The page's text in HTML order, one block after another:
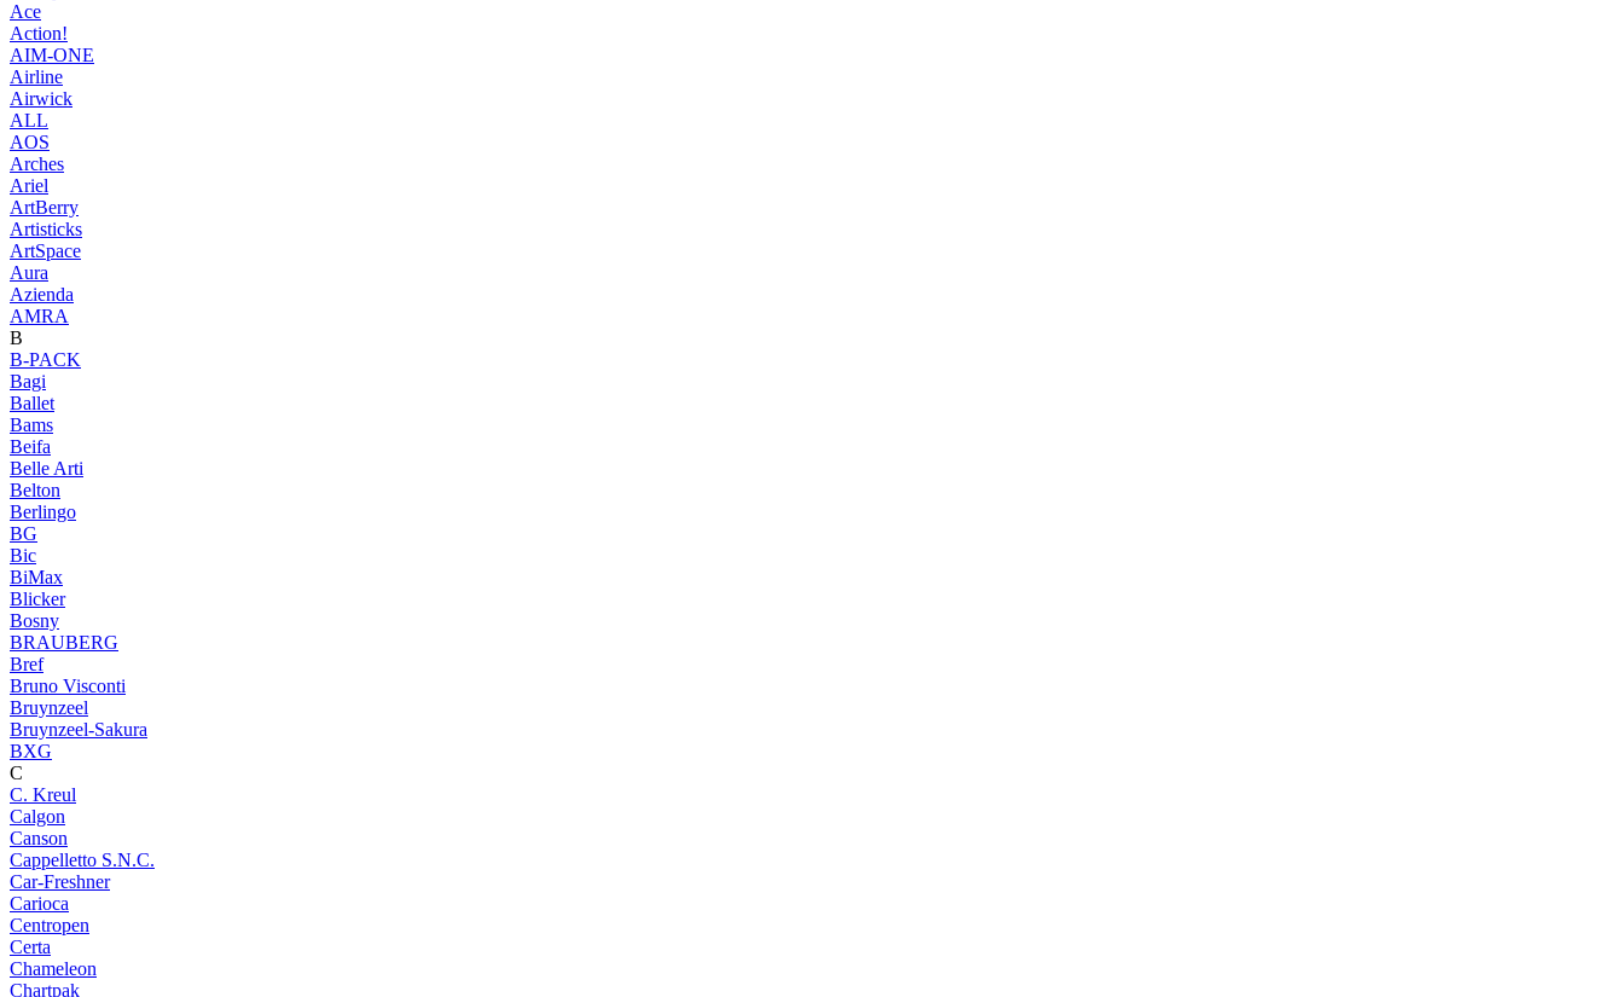
Ace
Action!
AIM-ONE
Airline
Airwick
ALL
AOS
Arches
Ariel
ArtBerry
Artisticks
ArtSpace
Aura
Azienda
AМRA
B
B-PACK
Bagi
Ballet
Bams
Beifa
Belle Arti
Belton
Berlingo
BG
Bic
BiMax
Blicker
Bosny
BRAUBERG
Bref
Bruno Visconti
Bruynzeel
Bruynzeel-Sakura
BXG
C
C. Kreul
Calgon
Canson
Cappelletto S.N.C.
Car-Freshner
Carioca
Centropen
Certa
Chameleon
Chartpak